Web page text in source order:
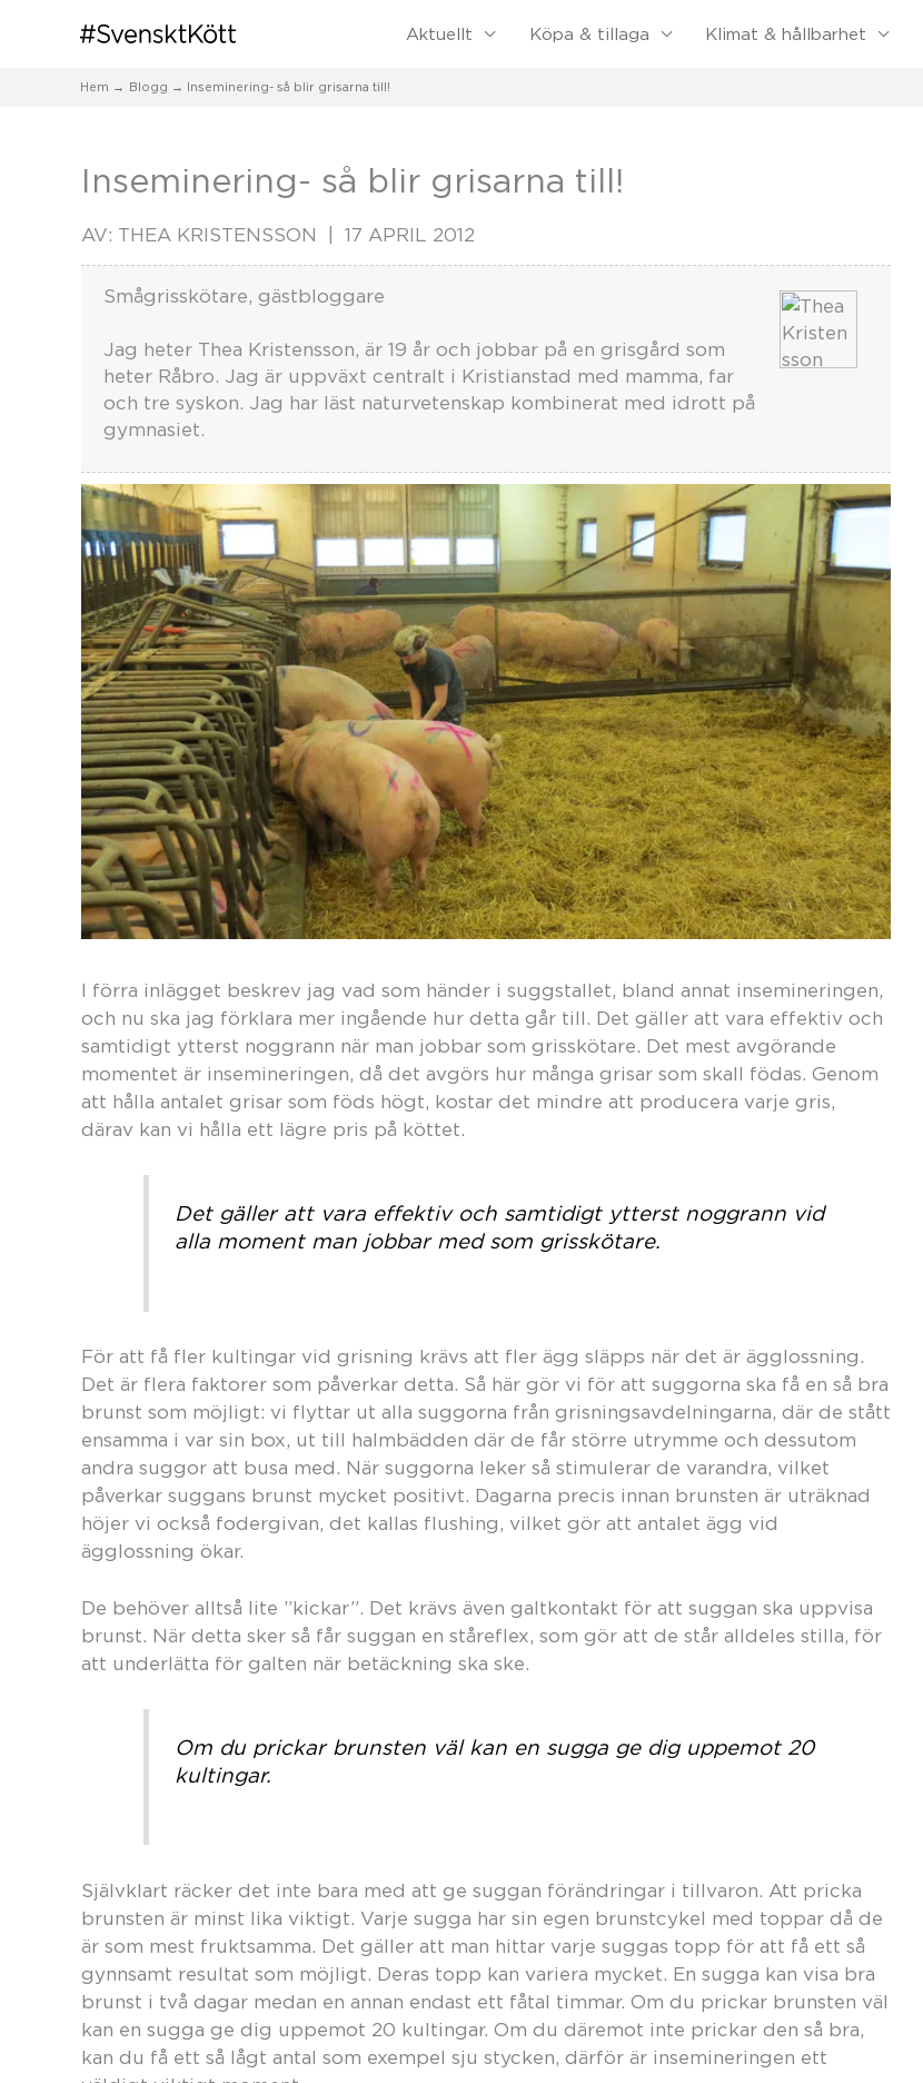
Aktuellt Köpa & tillaga Klimat & hållbarhet
Hem Blogg Inseminering- så blir grisarna till!
Inseminering- så blir grisarna till!
AV: THEA KRISTENSSON 17 APRIL 2012
Smågrisskötare, gästbloggare
Jag heter Thea Kristensson, är 19 år och jobbar på en grisgård som
heter Råbro. Jag är uppväxt centralt i Kristianstad med mamma, far
och tre syskon. Jag har läst naturvetenskap kombinerat med idrott på
gymnasiet.
I förra inlägget beskrev jag vad som händer i suggstallet, bland annat insemineringen,
och nu ska jag förklara mer ingående hur detta går till. Det gäller att vara effektiv och
samtidigt ytterst noggrann när man jobbar som grisskötare. Det mest avgörande
momentet är insemineringen, då det avgörs hur många grisar som skall födas. Genom
att hålla antalet grisar som föds högt, kostar det mindre att producera varje gris,
därav kan vi hålla ett lägre pris på köttet.
Det gäller att vara effektiv och samtidigt ytterst noggrann vid
alla moment man jobbar med som grisskötare.
För att få fler kultingar vid grisning krävs att fler ägg släpps när det är ägglossning.
Det är flera faktorer som påverkar detta. Så här gör vi för att suggorna ska få en så bra
brunst som möjligt: vi flyttar ut alla suggorna från grisningsavdelningarna, där de stått
ensamma i var sin box, ut till halmbädden där de får större utrymme och dessutom
andra suggor att busa med. När suggorna leker så stimulerar de varandra, vilket
påverkar suggans brunst mycket positivt. Dagarna precis innan brunsten är uträknad
höjer vi också fodergivan, det kallas flushing, vilket gör att antalet ägg vid
ägglossning ökar.
De behöver alltså lite ”kickar”. Det krävs även galtkontakt för att suggan ska uppvisa
brunst. När detta sker så får suggan en ståreflex, som gör att de står alldeles stilla, för
att underlätta för galten när betäckning ska ske.
Om du prickar brunsten väl kan en sugga ge dig uppemot 20
kultingar.
Självklart räcker det inte bara med att ge suggan förändringar i tillvaron. Att pricka
brunsten är minst lika viktigt. Varje sugga har sin egen brunstcykel med toppar då de
är som mest fruktsamma. Det gäller att man hittar varje suggas topp för att få ett så
gynnsamt resultat som möjligt. Deras topp kan variera mycket. En sugga kan visa bra
brunst i två dagar medan en annan endast ett fåtal timmar. Om du prickar brunsten väl
kan en sugga ge dig uppemot 20 kultingar. Om du däremot inte prickar den så bra,
kan du få ett så lågt antal som exempel sju stycken, därför är insemineringen ett